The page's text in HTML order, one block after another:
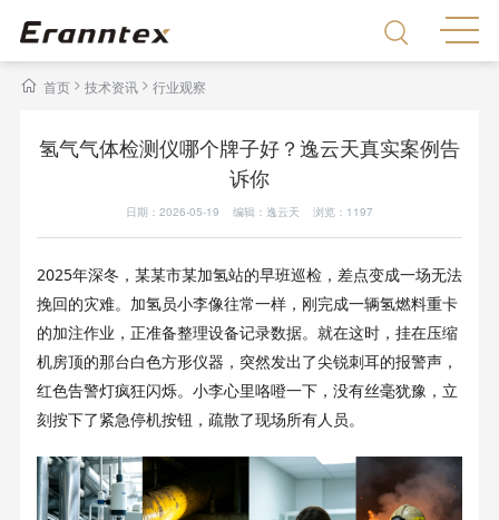
首页> 技术资讯 > 行业观察
氢气气体检测仪哪个牌子好？逸云天真实案例告
诉你
日期：2026-05-19 编辑：逸云天 浏览： 1197
2025年深冬，某某市某加氢站的早班巡检，差点变成一场无法
挽回的灾难。 加氢员小李像往常一样，刚完成一辆氢燃料重卡
的加注作业，正准备整理设备记录数据。就在这时，挂在压缩
机房顶的那台白色方形仪器，突然发出了尖锐刺耳的报警声，
红色告警灯疯狂闪烁。小李心里咯噔一下，没有丝毫犹豫，立
刻按下了紧急停机按钮，疏散了现场所有人员。